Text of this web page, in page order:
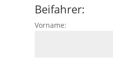
Beifahrer:
Vorname: